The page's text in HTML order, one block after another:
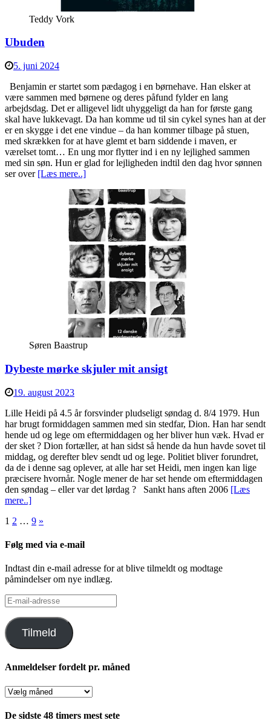
Teddy Vork
Ubuden
5. juni 2024
Benjamin er startet som pædagog i en børnehave. Han elsker at
være sammen med børnene og deres påfund fylder en lang
arbejdsdag. Det er alligevel lidt uhyggeligt da han for første gang
skal have lukkevagt. Da han komme ud til sin cykel synes han at der
er en skygge i det ene vindue – da han kommer tilbage på stuen,
med skrækken for at have glemt et barn siddende i maven, er
værelset tomt… En ung mor flytter ind i en ny lejlighed sammen
med sin søn. Hun er glad for lejligheden indtil den dag hvor sønnen
ser over [Læs mere..]
Søren Baastrup
Dybeste mørke skjuler mit ansigt
19. august 2023
Lille Heidi på 4.5 år forsvinder pludseligt søndag d. 8/4 1979. Hun
har brugt formiddagen sammen med sin stedfar, Dion. Han har sendt
hende ud og lege om eftermiddagen og her bliver hun væk. Hvad er
der sket ? Dion fortæller, at han sidst så hende da hun havde sovet til
middag, og derefter blev sendt ud og lege. Politiet bliver forundret,
da de i denne sag oplever, at alle har set Heidi, men ingen kan lige
præcisere hvornår. Nogle mener de har set hende om eftermiddagen
den søndag – eller var det lørdag ? Sankt hans aften 2006 [Læs
mere..]
Indlægsinddeling
1 2 … 9 »
Følg med via e-mail
Indtast din e-mail adresse for at blive tilmeldt og modtage
påmindelser om nye indlæg.
E-
mail-
adresse
Tilmeld
Anmeldelser fordelt pr. måned
Anmeldelser
pr.
De sidste 48 timers mest sete